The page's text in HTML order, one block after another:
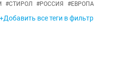
#СТИРОЛ #РОССИЯ #ЕВРОПА
+Добавить все теги в фильтр